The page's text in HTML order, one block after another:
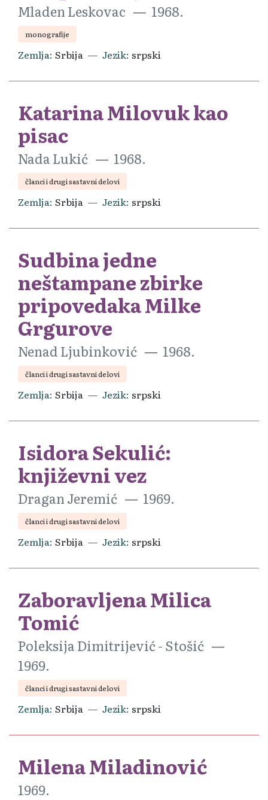
Mladen Leskovac 1968.
monografije
Zemlja Srbija Jezik srpski
Katarina Milovuk kao
pisac
Nada Lukić 1968.
članci i drugi sastavni delovi
Zemlja Srbija Jezik srpski
Sudbina jedne
neštampane zbirke
pripovedaka Milke
Grgurove
Nenad Ljubinković 1968.
članci i drugi sastavni delovi
Zemlja Srbija Jezik srpski
Isidora Sekulić:
književni vez
Dragan Jeremić 1969.
članci i drugi sastavni delovi
Zemlja Srbija Jezik srpski
Zaboravljena Milica
Tomić
Poleksija Dimitrijević - Stošić
1969.
članci i drugi sastavni delovi
Zemlja Srbija Jezik srpski
Milena Miladinović
1969.